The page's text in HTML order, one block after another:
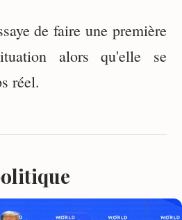
de faire une première
alors qu'elle se
réel.